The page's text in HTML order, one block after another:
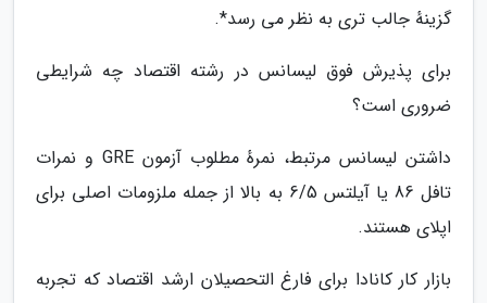
گزینهٔ جالب تری به نظر می رسد*.
برای پذیرش فوق لیسانس در رشته اقتصاد چه شرایطی
ضروری است؟
داشتن لیسانس مرتبط، نمرهٔ مطلوب آزمون GRE و نمرات
تافل 86 یا آیلتس 6/5 به بالا از جمله ملزومات اصلی برای
اپلای هستند.
بازار کار کانادا برای فارغ التحصیلان ارشد اقتصاد که تجربه